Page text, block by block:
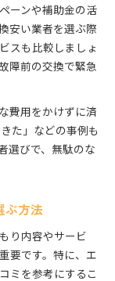
ーンや補助金の活
安い業者を選ぶ際
スも比較しましょ
障前の交換で緊急
費用をかけずに済
た」などの事例も
選びで、無駄のな
ぶ方法
り内容やサービ
要です。特に、エ
ミを参考にするこ